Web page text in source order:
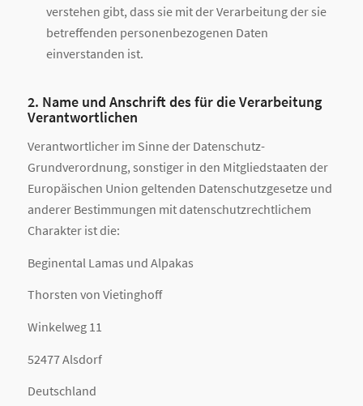
verstehen gibt, dass sie mit der Verarbeitung der sie
betreffenden personenbezogenen Daten
einverstanden ist.
2. Name und Anschrift des für die Verarbeitung
Verantwortlichen
Verantwortlicher im Sinne der Datenschutz-
Grundverordnung, sonstiger in den Mitgliedstaaten der
Europäischen Union geltenden Datenschutzgesetze und
anderer Bestimmungen mit datenschutzrechtlichem
Charakter ist die:
Beginental Lamas und Alpakas
Thorsten von Vietinghoff
Winkelweg 11
52477 Alsdorf
Deutschland